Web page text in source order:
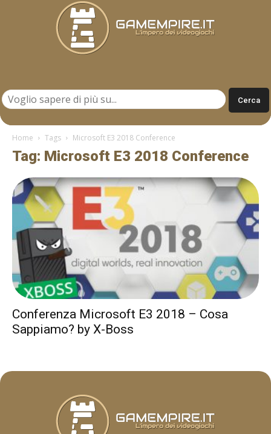
Home Tags Microsoft E3 2018 Conference
Tag: Microsoft E3 2018 Conference
Conferenza Microsoft E3 2018 – Cosa
Sappiamo? by X-Boss